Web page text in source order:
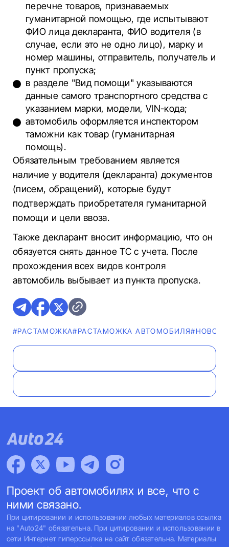
перечне товаров, признаваемых
гуманитарной помощью, где испытывают
ФИО лица декларанта, ФИО водителя (в
случае, если это не одно лицо), марку и
номер машины, отправитель, получатель и
пункт пропуска;
в разделе "Вид помощи" указываются
данные самого транспортного средства с
указанием марки, модели, VIN-кода;
автомобиль оформляется инспектором
таможни как товар (гуманитарная
помощь).
Обязательным требованием является
наличие у водителя (декларанта) документов
(писем, обращений), которые будут
подтверждать приобретателя гуманитарной
помощи и цели ввоза.
Также декларант вносит информацию, что он
обязуется снять данное ТС с учета. После
прохождения всех видов контроля
автомобиль выбывает из пункта пропуска.
#РАСТАМОЖКА#РАСТАМОЖКА АВТОМОБИЛЯ
Проект об автомобилях и все, что с
ними связано.
При цитировании и использовании любых материалов ссылка
на "Auto24" обязательна. При цитировании и использовании в
сети Интернет гиперссылка на сайт обязательна. Материалы